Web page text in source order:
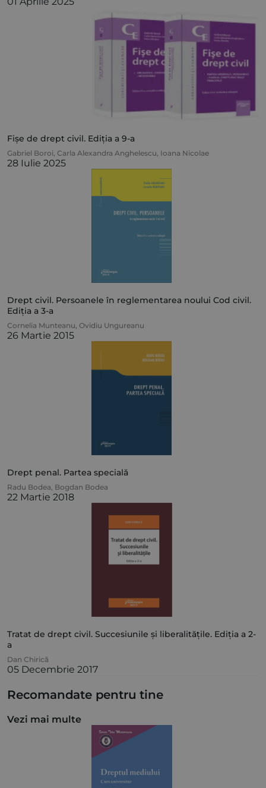
Fișe de drept civil. Ediția a 9-a
Gabriel Boroi, Carla Alexandra Anghelescu, Ioana Nicolae
28 Iulie 2025
Drept civil. Persoanele în reglementarea noului Cod civil.
Ediția a 3-a
Cornelia Munteanu, Ovidiu Ungureanu
26 Martie 2015
Drept penal. Partea specială
Radu Bodea, Bogdan Bodea
22 Martie 2018
Tratat de drept civil. Succesiunile și liberalitățile. Ediția a 2-
a
Dan Chirică
05 Decembrie 2017
Recomandate pentru tine
Vezi mai multe